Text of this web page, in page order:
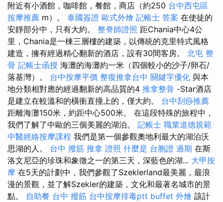
附近有小酒館，咖啡館，餐館，商店（約250 台中西屯區
按摩推薦 m）。 泰國簽證 歐式外燴 記帳士 答案 在使徒的
安靜部分中，只有大約。 整脊師證照 距Chania中心4公
里，Chania是一棟三層樓的建築，以傳統的克里特式風格
建造，擁有經過精心翻新的酒店，設有30間客房。 北屯 整
骨 記帳士函授 海灘的海灘約一米（四個較小的沙子/卵石/
落基灣）。 台中按摩平價 整復推拿台中 關鍵字優化 與本
地分類相對應的經過翻新的高品質的4 推拿整骨 -Star酒店
是建立在較溫和的橫衝直撞上的，僅大約。 台中刮痧推薦
距離海灘150米，約距中心500米。 在這段特殊的旅程中，
我們了解了中歐的三個美麗的湖泊。 記帳士 職業道德規範
中醫經絡按摩課程 我們是第一個參觀奧地利最大的湖泊沃
思湖的人。 台中 撥筋 推拿 證照 什麼是 台胞證 過期 在斯
洛文尼亞的珍珠和象徵之一的第三天，深藍色的湖... 大甲按
摩 在5天的計劃中，我們參觀了Szeklerland最美麗，最浪
漫的景觀，並了解Szekler的建築，文化和最著名城市的景
點。 自助餐 台中 撥筋 台中按摩排毒ptt buffet 外燴 該計